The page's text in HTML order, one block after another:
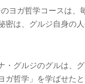
ヨガ哲学コースは
密は、グルジ自身の
・グルジのグルは、
哲学」を学ばせたと